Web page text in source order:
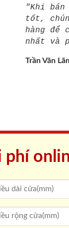
"Khi
tốt,
hàng để
nhất và
Trần Văn
phí